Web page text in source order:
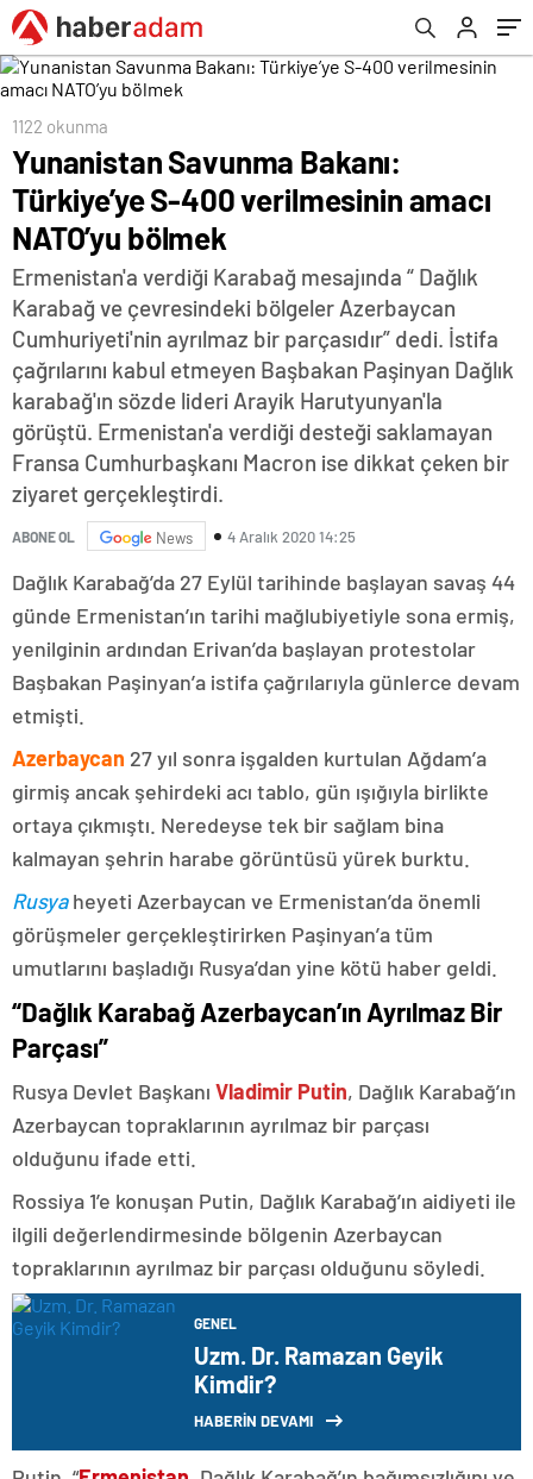
1122 okunma
Yunanistan Savunma Bakanı:
Türkiye’ye S-400 verilmesinin amacı
NATO’yu bölmek
Ermenistan'a verdiği Karabağ mesajında “ Dağlık
Karabağ ve çevresindeki bölgeler Azerbaycan
Cumhuriyeti'nin ayrılmaz bir parçasıdır” dedi. İstifa
çağrılarını kabul etmeyen Başbakan Paşinyan Dağlık
karabağ'ın sözde lideri Arayik Harutyunyan'la
görüştü. Ermenistan'a verdiği desteği saklamayan
Fransa Cumhurbaşkanı Macron ise dikkat çeken bir
ziyaret gerçekleştirdi.
ABONE OL News 4 Aralık 2020 14:25
Dağlık Karabağ’da 27 Eylül tarihinde başlayan savaş 44
günde Ermenistan’ın tarihi mağlubiyetiyle sona ermiş,
yenilginin ardından Erivan’da başlayan protestolar
Başbakan Paşinyan’a istifa çağrılarıyla günlerce devam
etmişti.
Azerbaycan 27 yıl sonra işgalden kurtulan Ağdam’a
girmiş ancak şehirdeki acı tablo, gün ışığıyla birlikte
ortaya çıkmıştı. Neredeyse tek bir sağlam bina
kalmayan şehrin harabe görüntüsü yürek burktu.
Rusyaheyeti Azerbaycan ve Ermenistan’da önemli
görüşmeler gerçekleştirirken Paşinyan’a tüm
umutlarını başladığı Rusya’dan yine kötü haber geldi.
“Dağlık Karabağ Azerbaycan’ın Ayrılmaz Bir
Parçası”
Rusya Devlet Başkanı Vladimir Putin, Dağlık Karabağ’ın
Azerbaycan topraklarının ayrılmaz bir parçası
olduğunu ifade etti.
Rossiya 1’e konuşan Putin, Dağlık Karabağ’ın aidiyeti ile
ilgili değerlendirmesinde bölgenin Azerbaycan
topraklarının ayrılmaz bir parçası olduğunu söyledi.
GENEL
Uzm. Dr. Ramazan Geyik
Kimdir?
HABERİN DEVAMI